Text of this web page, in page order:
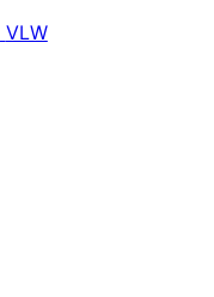
VLW